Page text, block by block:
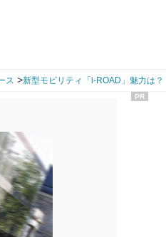
ス >新型モビリティ「i-ROAD」魅力は？
PR